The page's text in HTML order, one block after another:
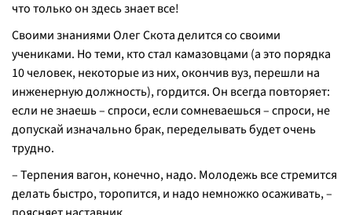
что только он здесь знает все!
Своими знаниями Олег Скота делится со своими
учениками. Но теми, кто стал камазовцами (а это порядка
10 человек, некоторые из них, окончив вуз, перешли на
инженерную должность), гордится. Он всегда повторяет:
если не знаешь – спроси, если сомневаешься – спроси, не
допускай изначально брак, переделывать будет очень
трудно.
– Терпения вагон, конечно, надо. Молодежь все стремится
делать быстро, торопится, и надо немножко осаживать, –